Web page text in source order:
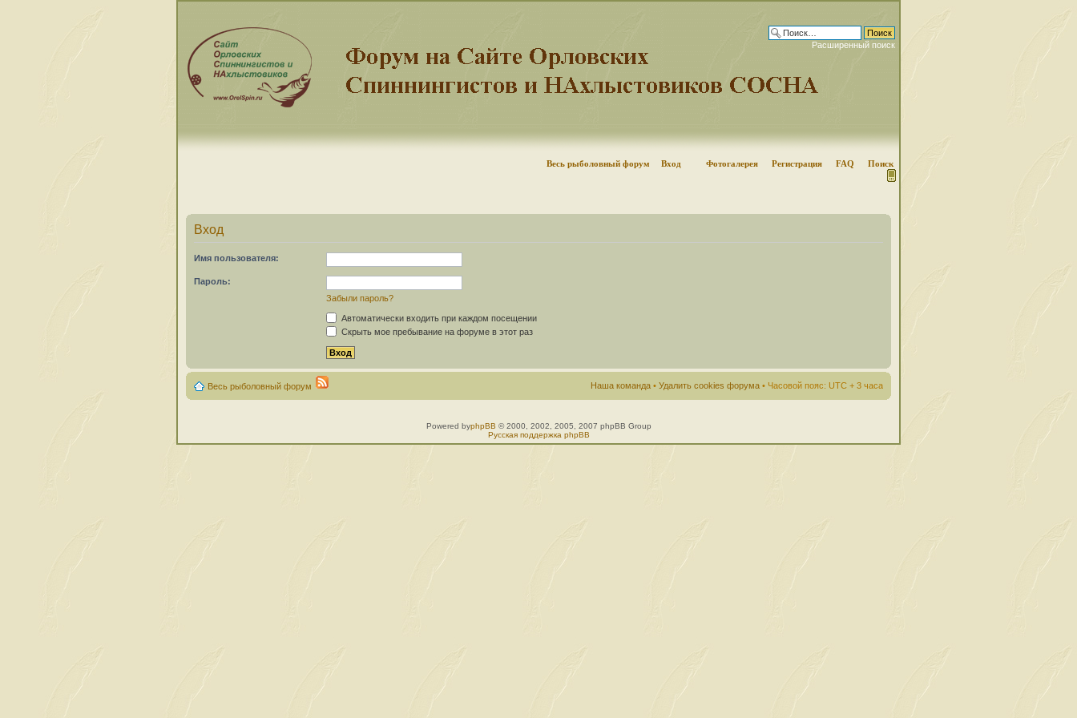
Расширенный поиск
Весь рыболовный форум Вход Фотогалерея Регистрация FAQ Поиск
Вход
Имя пользователя:
Пароль:
Забыли пароль?
Автоматически входить при каждом посещении
Скрыть мое пребывание на форуме в этот раз
Весь рыболовный форум Наша команда • Удалить cookies форума • Часовой пояс: UTC + 3 часа
Powered byphpBB © 2000, 2002, 2005, 2007 phpBB Group
Русская поддержка phpBB